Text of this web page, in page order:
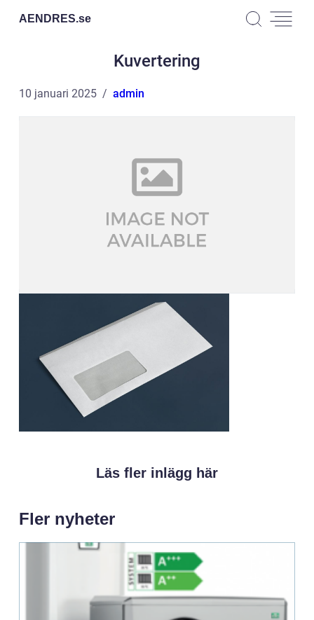
AENDRES.se
Kuvertering
10 januari 2025 admin
Läs fler inlägg här
Fler nyheter